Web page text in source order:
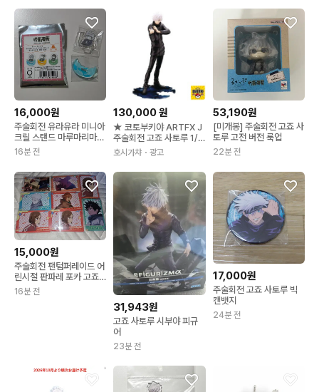
16,000원
주술회전 유라유라 미니아
크릴 스탠드 마루마리마스
지로리 회옥옥절 고죠
16분 전
130,000원
★ 코토부키야 ARTFX J
주술회전 고죠 사토루 1/8
스케일 피규어
호시가챠 ・광고
53,190원
[미개봉] 주술회전 고죠 사
토루 고전 버전 룩업
22분 전
15,000원
주술회전 팬텀퍼레이드 어
린시절 판파레 포카 고죠
메구미 유지 노바라 새상
품
16분 전
31,943원
고죠 사토루 시부야 피규
어
23분 전
17,000원
주술회전 고죠 사토루 빅
캔뱃지
24분 전